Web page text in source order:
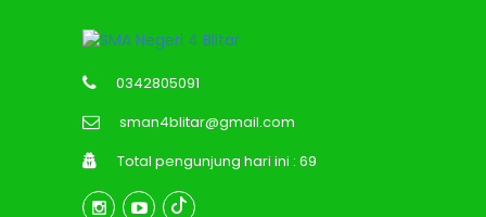
0342805091
sman4blitar@gmail.com
Total pengunjung hari ini : 69